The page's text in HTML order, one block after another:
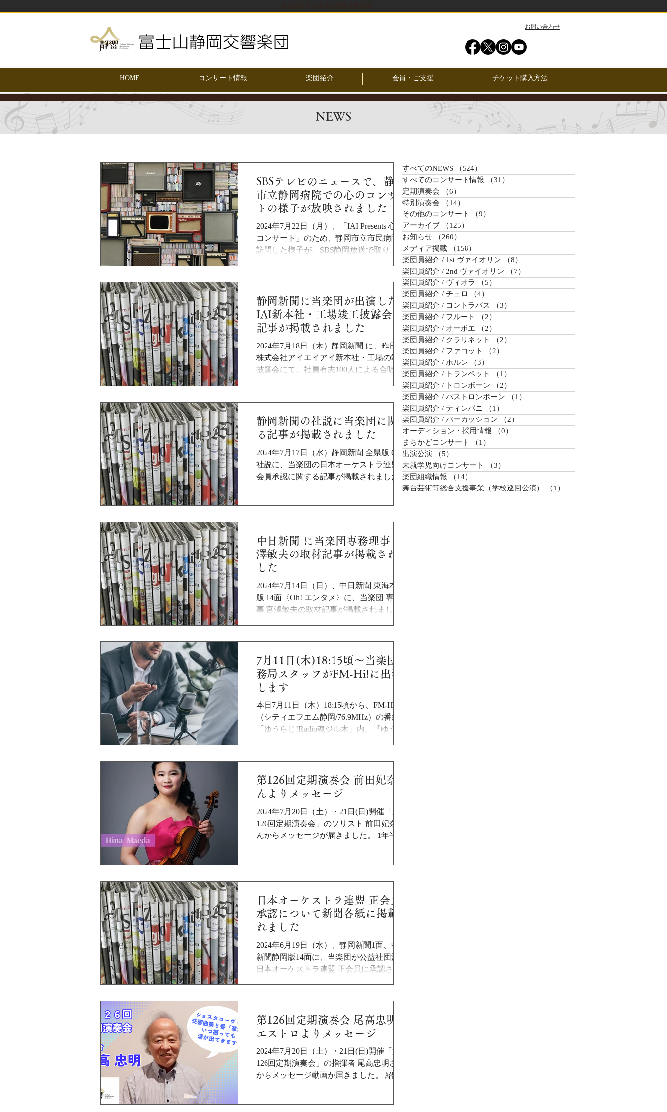
​お問い合わせ
HOME コンサート情報 楽団紹介 会員・ご支援 チケット購入方法
NEWS
SBSテレビのニュースで、静岡
市立静岡病院での心のコンサー
トの様子が放映されました
2024年7月22日（月）、「IAI Presents 心の
コンサート」のため、静岡市立市民病院を
訪問した様子が、SBS静岡放送で取り上げ
られました。 動画もございますので、ぜひ
ご覧ください。 記事はこちら 「感激して涙
が止まらなくなった。明日も頑張ろうと」
入院患者に癒やし...
静岡新聞に当楽団が出演した
IAI新本社・工場竣工披露会の
記事が掲載されました
2024年7月18日（木）静岡新聞 に、昨日の
株式会社アイエイアイ新本社・工場の竣工
披露会にて、社員有志100人による合唱団と
当楽団が共演した様子の取材記事が掲載さ
れました。 ぜひご覧ください。 記事はこち
静岡新聞の社説に当楽団に関す
る記事が掲載されました
2024年7月17日（水）静岡新聞 全県版 6面
社説に、当楽団の日本オーケストラ連盟 正
会員承認に関する記事が掲載されました。
中日新聞 に当楽団専務理事 宮
澤敏夫の取材記事が掲載されま
した
2024年7月14日（日）、中日新聞 東海本社
版 14面〈Oh! エンタメ〉に、当楽団 専務理
事 宮澤敏夫の取材記事が掲載されました。
い。
7月11日(木)18:15頃～当楽団事
務局スタッフがFM-Hi!に出演
します
本日7月11日（木）18:15頃から、FM-Hi!
（シティエフエム静岡/76.9MHz）の番組
「ゆうらじ!Radio魂ジル木」内、『ゆうラ
で開催される...
第126回定期演奏会 前田妃奈さ
んよりメッセージ
2024年7月20日（土）・21日(日)開催「第
126回定期演奏会」のソリスト 前田妃奈さ
んからメッセージが届きました。 1年半ぶ
フスキーも私にとってとても思...
日本オーケストラ連盟 正会員
承認について新聞各紙に掲載さ
れました
2024年6月19日（水）、静岡新聞1面、中日
新聞静岡版14面に、当楽団が公益社団法人
日本オーケストラ連盟 正会員に承認された
事...
第126回定期演奏会 尾高忠明マ
エストロよりメッセージ
2024年7月20日（土）・21日(日)開催「第
126回定期演奏会」の指揮者 尾高忠明さん
からメッセージ動画が届きました。 紹介動
すべてのNEWS （524）
すべてのコンサート情報
（31）
定期演奏会
（6）
特別演奏会
（14）
その他のコンサート
（9）
アーカイブ
（125）
お知らせ
（260）
メディア掲載
（158）
楽団員紹介 / 1st ヴァイオリン
（8）
楽団員紹介 / 2nd ヴァイオリン
（7）
楽団員紹介 / ヴィオラ
（5）
楽団員紹介 / チェロ
（4）
楽団員紹介 / コントラバス
（3）
楽団員紹介 / フルート
（2）
楽団員紹介 / オーボエ
（2）
楽団員紹介 / クラリネット
（2）
楽団員紹介 / ファゴット
（2）
楽団員紹介 / ホルン
（3）
楽団員紹介 / トランペット
（1）
楽団員紹介 / トロンボーン
（2）
楽団員紹介 / バストロンボーン
（1）
楽団員紹介 / ティンパニ
（1）
楽団員紹介 / パーカッション
（2）
オーディション・採用情報
（0）
まちかどコンサート
（1）
出演公演
（5）
未就学児向けコンサート
（3）
楽団組織情報
（14）
舞台芸術等総合支援事業（学校巡回公演）
（1）